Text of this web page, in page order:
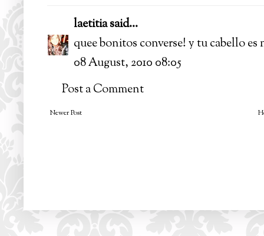
laetitiasaid...
quee bonitos converse! y tu cabello
08 August, 2010 08:05
Post a Comment
Newer Post